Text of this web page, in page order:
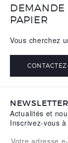
DEMANDE
PAPIER
Vous cherchez
NEWSLETTER
Actualités et
Inscrivez-vous